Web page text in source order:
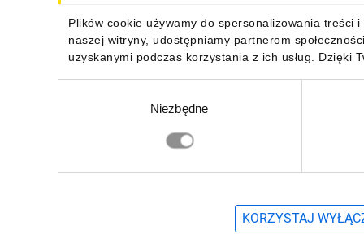
Plików cookie używamy do spersonalizowania treści
naszej witryny, udostępniamy partnerom
uzyskanymi podczas korzystania z ich usług. Dzięki
Niezbędne
KORZYSTAJ
75399-39
74,76 złbrutto 24,33 zł brutto
Zapisz się, aby otrzymać informacje o